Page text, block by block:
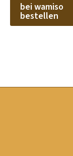
bei wamiso
bestellen